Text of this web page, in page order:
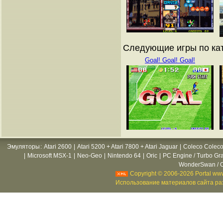
Следующие игры по
Goal! Goal! Goal!
Эмуляторы : Atari 2600 Atari 5200 + Atari 7800 + Atari Jaguar
Coleco
Microsoft MSX-1 Neo-Geo Nintendo 64 Oric
PC Engine / Turbo
WonderSwan /
Copyright © 2006-2026 Portal
Использование материалов сайта